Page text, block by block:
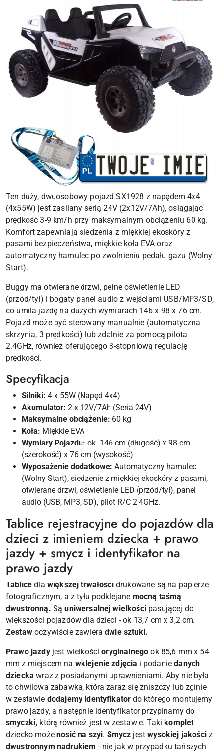
Ten duży, dwuosobowy pojazd SX1928 z napędem 4x4
(4x55W) jest zasilany serią 24V (2x12V/7Ah), osiągając
prędkość 3-9 km/h przy maksymalnym obciążeniu 60 kg.
Komfort zapewniają siedzenia z miękkiej ekoskóry z
pasami bezpieczeństwa, miękkie koła EVA oraz
automatyczny hamulec po zwolnieniu pedału gazu (Wolny
Start).
Buggy ma otwierane drzwi, pełne oświetlenie LED
(przód/tył) i bogaty panel audio z wejściami USB/MP3/SD,
co umila jazdę na dużych wymiarach 146 x 98 x 76 cm.
Pojazd może być sterowany manualnie (automatyczna
skrzynia, 3 prędkości) lub zdalnie za pomocą pilota
2.4GHz, również oferującego 3-stopniową regulację
prędkości.
Specyfikacja
Silniki: 4 x 55W (Napęd 4x4)
Akumulator: 2 x 12V/7Ah (Seria 24V)
Maksymalne obciążenie: 60 kg
Koła: Miękkie EVA
Wymiary Pojazdu: ok. 146 cm (długość) x 98 cm
(szerokość) x 76 cm (wysokość)
Wyposażenie dodatkowe: Automatyczny hamulec
(Wolny Start), siedzenie z miękkiej ekoskóry z pasami,
otwierane drzwi, oświetlenie LED (przód/tył), panel
audio (USB, MP3, SD), pilot R/C 2.4GHz.
Tablice rejestracyjne do pojazdów dla
dzieci z imieniem dziecka + prawo
jazdy + smycz i identyfikator na
prawo jazdy
Tablice dla większej trwałościdrukowane są na papierze
fotograficznym, a z tyłu podklejane mocną taśmą
dwustronną. Sąuniwersalnej wielkościpasującej do
większości pojazdów dla dzieci - ok 13,7 cm x 3,2 cm.
Zestawoczywiście zawieradwie sztuki.
Prawo jazdyjest wielkościoryginalnego ok 85,6 mm x 54
mm z miejscem na wklejenie zdjęcia i podaniedanych
dziecka wraz z posiadanymi uprawnieniami. Aby nie była
to chwilowa zabawka, która zaraz się zniszczy lub zginie
w zestawie dodajemy identyfikator do którego montujemy
prawo jazdy, a następnie identyfikator przypinamy do
smyczki, którą również jest w zestawie. Takikomplet
dziecko możenosić na szyi. Smycz jestwysokiej jakościz
dwustronnym nadrukiem - nie jak w przypadku tańszych